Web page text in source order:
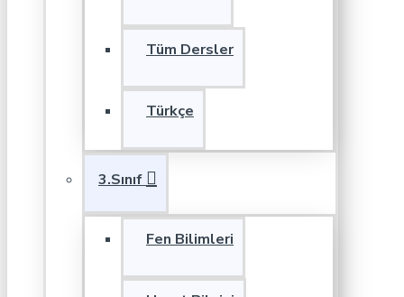
Tüm Dersler
Türkçe
3.Sınıf
Fen Bilimleri